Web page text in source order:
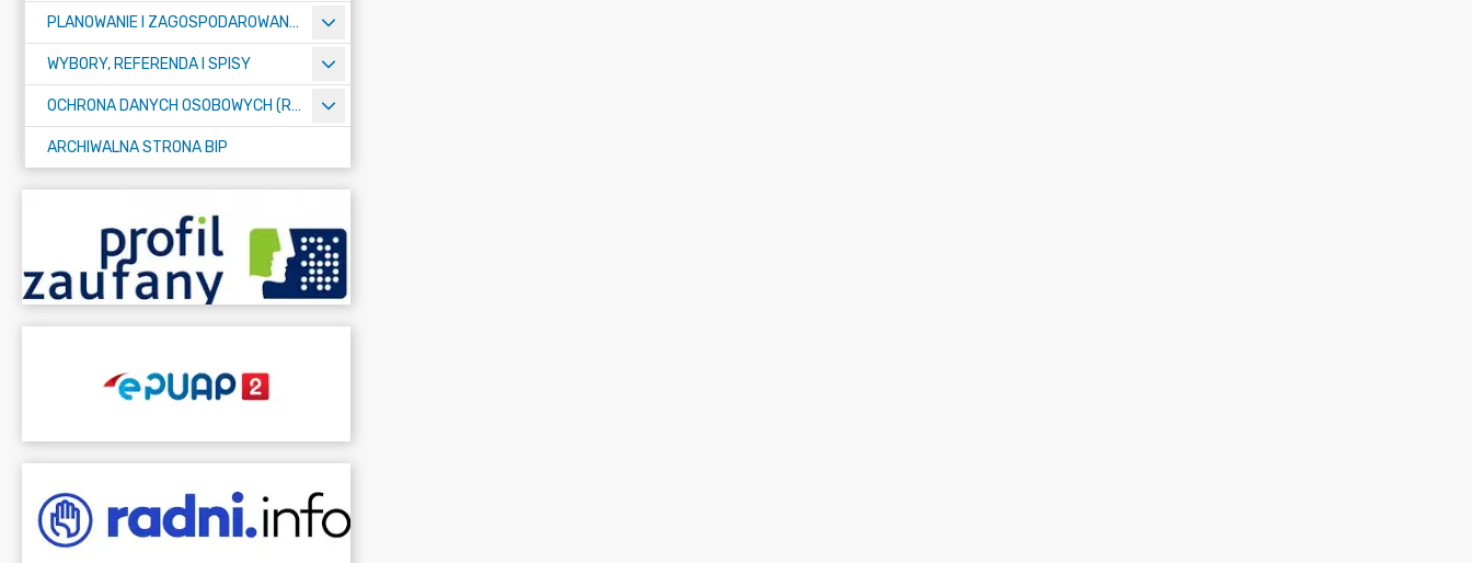
PLANOWANIE I ZAGOSPODAROWANIE PRZESTRZENNE
WYBORY, REFERENDA I SPISY
OCHRONA DANYCH OSOBOWYCH (RODO)
ARCHIWALNA STRONA BIP